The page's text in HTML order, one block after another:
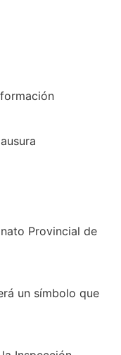
Provincial de
un símbolo que